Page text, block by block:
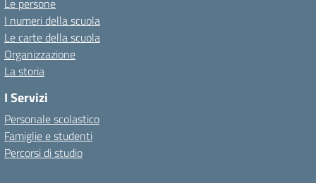
Le persone
I numeri della scuola
Le carte della scuola
Organizzazione
La storia
I Servizi
Personale scolastico
Famiglie e studenti
Percorsi di studio